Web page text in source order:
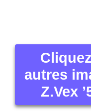
autres
Z.Vex